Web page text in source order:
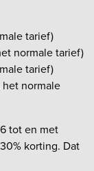
tarief)
normale tarief)
tarief)
normale
tot en met
korting. Dat